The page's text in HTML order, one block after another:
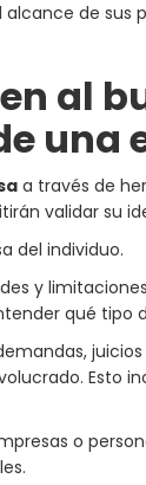
alcance de sus
al
una
a través de
validar su
del individuo.
y
qué tipo
Esto
o